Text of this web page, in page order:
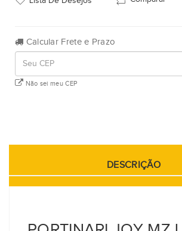
Calcular Frete e Prazo
Não sei meu CEP
DESCRIÇÃO